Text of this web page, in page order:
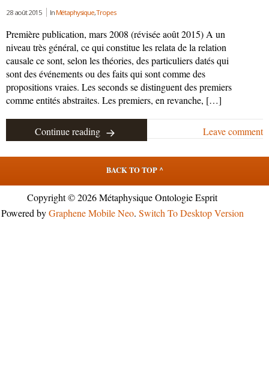
28 août 2015 In Métaphysique,Tropes
Première publication, mars 2008 (révisée août 2015) A un
niveau très général, ce qui constitue les relata de la relation
causale ce sont, selon les théories, des particuliers datés qui
sont des événements ou des faits qui sont comme des
propositions vraies. Les seconds se distinguent des premiers
comme entités abstraites. Les premiers, en revanche, […]
Continue reading Leave comment
BACK TO TOP ^
Copyright © 2026 Métaphysique Ontologie Esprit
Powered byGraphene Mobile Neo. Switch To Desktop Version